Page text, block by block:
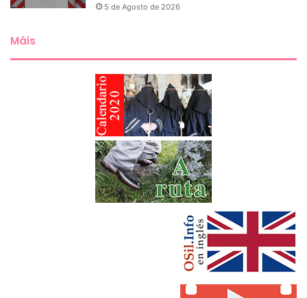
5 de Agosto de 2026
Máis